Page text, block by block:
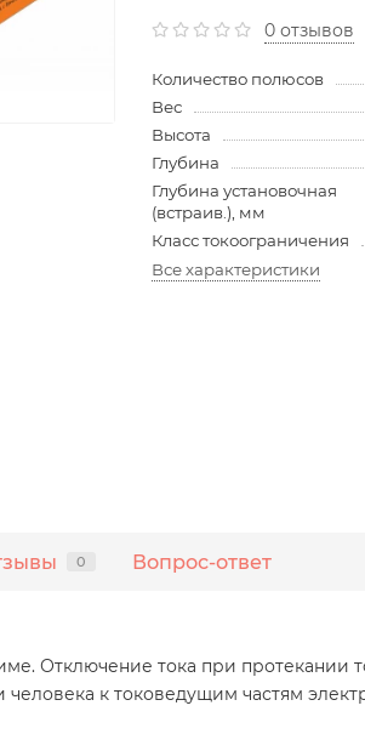
0 отзывов
Количество полюсов
Вес
Высота
Глубина
Глубина установочная
(встраив.), мм
Класс токоограничения
Все характеристики
0 Вопрос-ответ
Отключение тока при протекании
к токоведущим частям